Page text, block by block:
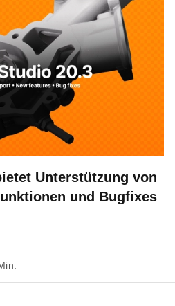
Unterstützung von
und Bugfixes